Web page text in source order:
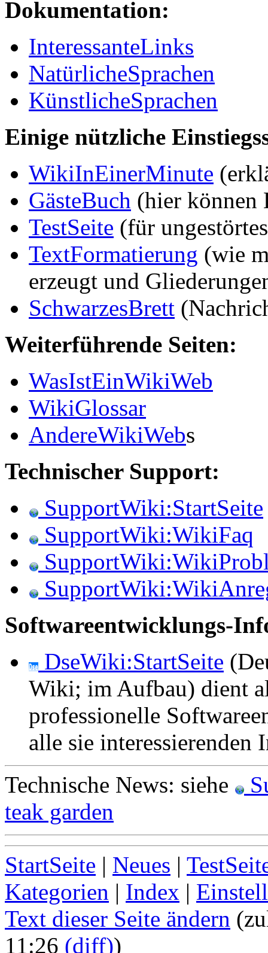
Dokumentation:
InteressanteLinks
NatürlicheSprachen
KünstlicheSprachen
Einige nützliche
WikiInEinerMinute
GästeBuch (hier können
TestSeite (für
TextFormatierung (wie
erzeugt und
SchwarzesBrett
Weiterführende Seiten:
WasIstEinWikiWeb
WikiGlossar
AndereWikiWebs
Technischer Support:
SupportWiki:StartSeite
SupportWiki:WikiFaq
Softwareentwicklungs-
DseWiki:StartSeite
Wiki; im Aufbau) dient
professionelle
alle sie interessierenden
Technische News: siehe
teak garden
StartSeite | Neues |
Kategorien | Index |
Text dieser Seite ändern
11:26 (diff))